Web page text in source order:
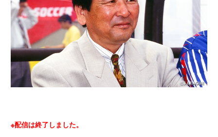
※配信は終了しました。